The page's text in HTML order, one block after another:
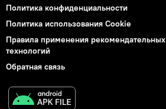
Политика конфиденциальности
Политика использования Cookie
Правила применения рекомендательных
технологий
Обратная связь